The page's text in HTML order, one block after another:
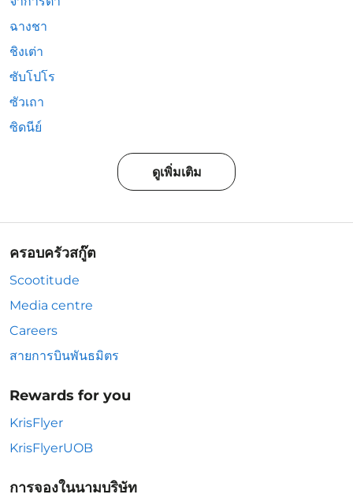
ฉางชา
ชิงเต่า
ซับโปโร
ซัวเถา
ซิดนีย์
ดูเพิ่มเติม
ครอบครัวสกู๊ต
Scootitude
Media centre
Careers
สายการบินพันธมิตร
Rewards for you
KrisFlyer
KrisFlyerUOB
การจองในนามบริษัท